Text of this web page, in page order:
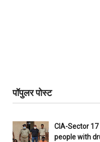
पॉपुलर पोस्ट
CIA-Sector
people with